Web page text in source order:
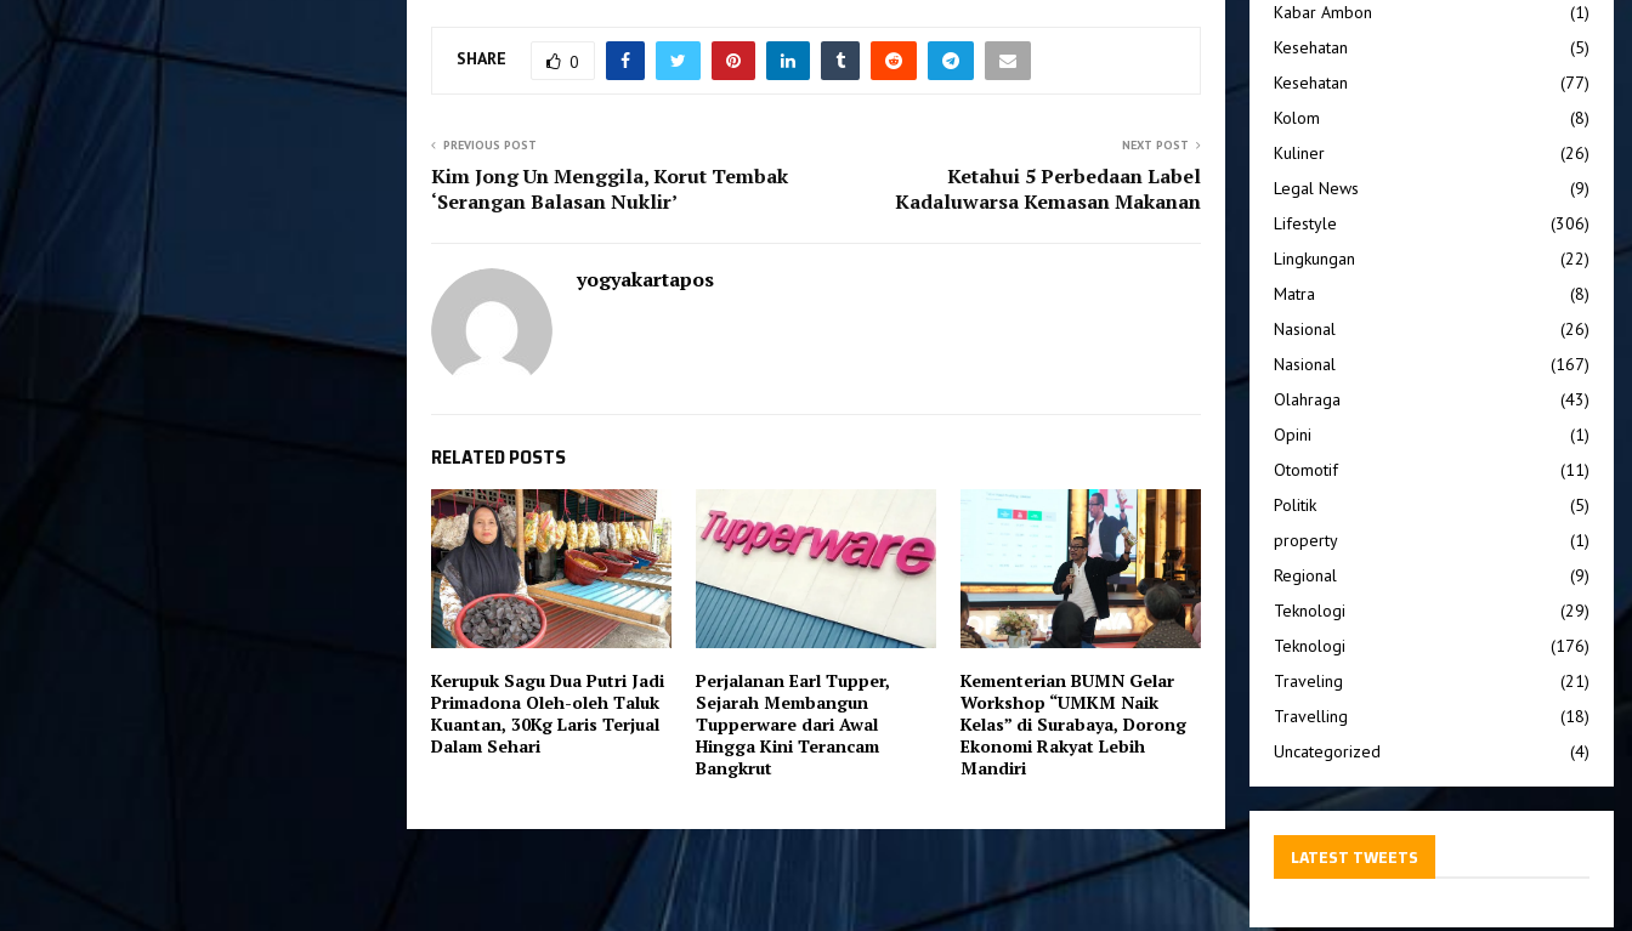
SHARE 0
PREVIOUS POST
Kim Jong Un Menggila, Korut Tembak
‘Serangan Balasan Nuklir’
NEXT POST
Ketahui 5 Perbedaan Label
Kadaluwarsa Kemasan Makanan
yogyakartapos
RELATED POSTS
Kerupuk Sagu Dua Putri Jadi
Primadona Oleh-oleh Taluk
Kuantan, 30Kg Laris Terjual
Dalam Sehari
Perjalanan Earl Tupper,
Sejarah Membangun
Tupperware dari Awal
Hingga Kini Terancam
Bangkrut
Kementerian BUMN Gelar
Workshop “UMKM Naik
Kelas” di Surabaya, Dorong
Ekonomi Rakyat Lebih
Mandiri
Kabar Ambon
(1)
Kesehatan
(5)
Kesehatan
(77)
Kolom
(8)
Kuliner
(26)
Legal News
(9)
Lifestyle
(306)
Lingkungan
(22)
Matra
(8)
Nasional
(26)
Nasional
(167)
Olahraga
(43)
Opini
(1)
Otomotif
(11)
Politik
(5)
property
(1)
Regional
(9)
Teknologi
(29)
Teknologi
(176)
Traveling
(21)
Travelling
(18)
Uncategorized
(4)
LATEST TWEETS